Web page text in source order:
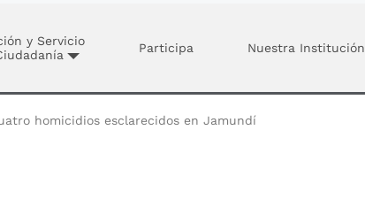
y Servicio
Participa Nuestra Institución
homicidios esclarecidos en Jamundí